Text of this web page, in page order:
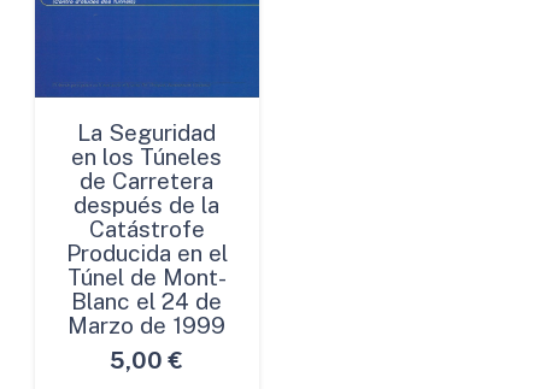
La Seguridad
en los Túneles
de Carretera
después de la
Catástrofe
Producida en el
Túnel de Mont-
Blanc el 24 de
Marzo de 1999
5,00 €